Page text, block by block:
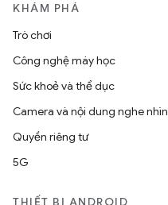
KHÁM PHÁ
Trò chơi
Công nghệ máy học
Sức khoẻ và thể dục
Camera và nội dung nghe nhìn
Quyền riêng tư
5G
THIẾT BỊ ANDROID